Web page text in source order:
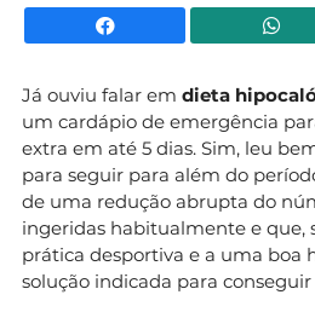
Facebook
Já ouviu falar em dieta
um cardápio de emergência
extra em até 5 dias. Sim, leu
para seguir para além do
de uma redução abrupta do
ingeridas habitualmente e que,
prática desportiva e a uma boa
solução indicada para